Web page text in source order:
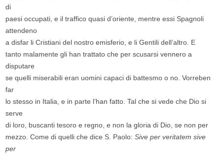
di
paesi occupati, e il traffico quasi d’oriente, mentre essi Spagnoli
attendeno
a disfar li Cristiani del nostro emisferio, e li Gentili dell’altro. E
tanto malamente gli han trattato che per scusarsi vennero a
disputare
se quelli miserabili eran uomini capaci di battesmo o no. Vorreben
far
lo stesso in Italia, e in parte l’han fatto. Tal che si vede che Dio si
serve
di loro, buscanti tesoro e regno, e non la gloria di Dio, se non per
mezzo. Come di quelli che dice S. Paolo:Sive per veritatem sive
per